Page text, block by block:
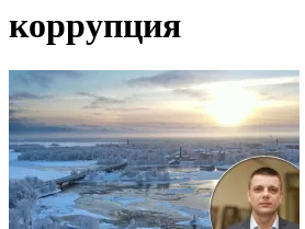
коррупция